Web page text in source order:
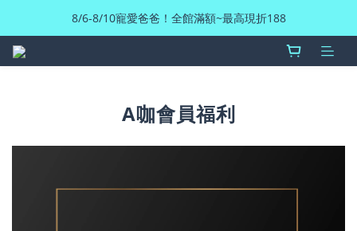
8/6-8/10寵愛爸爸！全館滿額~最高現折188
A咖會員福利